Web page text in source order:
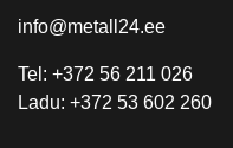
info@metall24.ee
Tel: +372 56 211 026
Ladu: +372 53 602 260